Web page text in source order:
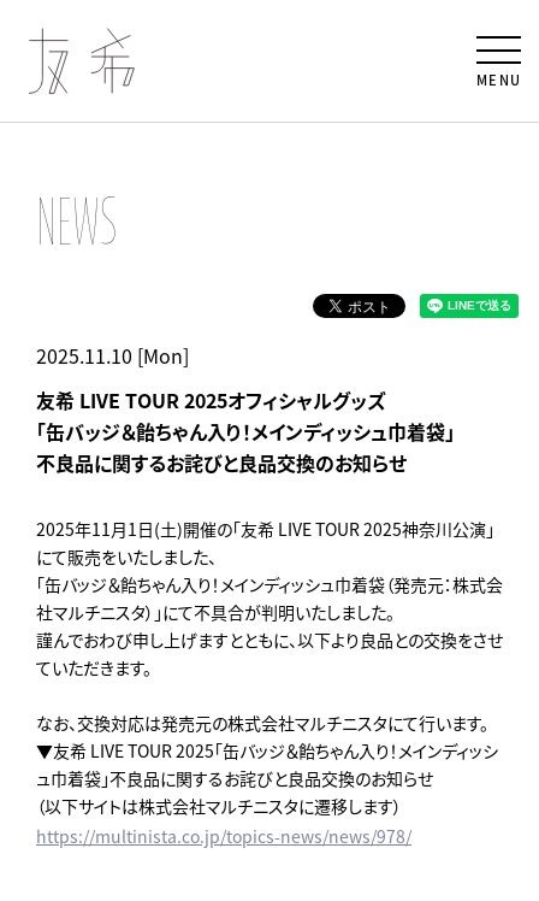
MENU
NEWS
2025.11.10 [Mon]
友希 LIVE TOUR 2025オフィシャルグッズ
「缶バッジ＆飴ちゃん入り！メインディッシュ巾着袋」
不良品に関するお詫びと良品交換のお知らせ
2025年11月1日(土)開催の「友希 LIVE TOUR 2025神奈川公演」
にて販売をいたしました、
「缶バッジ＆飴ちゃん入り！メインディッシュ巾着袋（発売元：株式会
社マルチニスタ）」にて不具合が判明いたしました。
謹んでおわび申し上げますとともに、以下より良品との交換をさせ
ていただきます。
なお、交換対応は発売元の株式会社マルチニスタにて行います。
▼友希 LIVE TOUR 2025「缶バッジ＆飴ちゃん入り！メインディッシ
ュ巾着袋」不良品に関するお詫びと良品交換のお知らせ
（以下サイトは株式会社マルチニスタに遷移します）
https://multinista.co.jp/topics-news/news/978/